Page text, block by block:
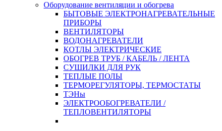
Оборудование вентиляции и обогрева
БЫТОВЫЕ ЭЛЕКТРОНАГРЕВАТЕЛЬНЫЕ
ПРИБОРЫ
ВЕНТИЛЯТОРЫ
ВОДОНАГРЕВАТЕЛИ
КОТЛЫ ЭЛЕКТРИЧЕСКИЕ
ОБОГРЕВ ТРУБ / КАБЕЛЬ / ЛЕНТА
СУШИЛКИ ДЛЯ РУК
ТЕПЛЫЕ ПОЛЫ
ТЕРМОРЕГУЛЯТОРЫ, ТЕРМОСТАТЫ
ТЭНы
ЭЛЕКТРООБОГРЕВАТЕЛИ /
ТЕПЛОВЕНТИЛЯТОРЫ